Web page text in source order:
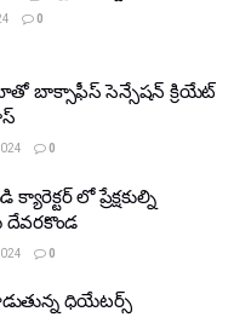
0
బాక్సాఫీస్ సెన్సేషన్ క్రియేట్
0
లో ప్రేక్షకుల్ని
దేవరకొండ
0
ధియేటర్స్